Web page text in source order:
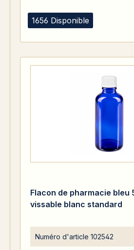
1656 Disponible
Flacon de pharmacie bleu
vissable blanc standard
Numéro d'article 102542